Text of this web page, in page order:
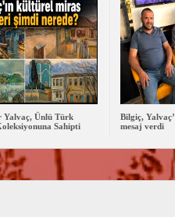
Yalvaç, Ünlü Türk
Sahipti
Bilgiç,
mesaj verdi